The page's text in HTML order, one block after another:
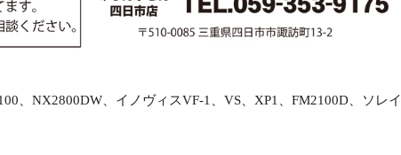
、NX2800DW、イノヴィスVF-1、VS、XP1、FM2100D、ソレイ